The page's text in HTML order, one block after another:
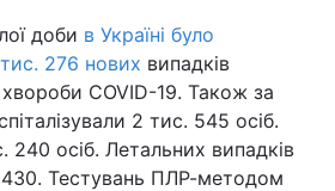
доби в Україні було
276 нових випадків
хвороби COVID-19. Також за
2 тис. 545 осіб.
осіб. Летальних випадків
Тестувань ПЛР-методом